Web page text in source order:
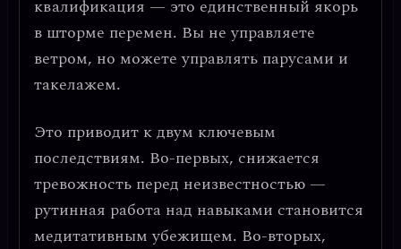
квалификация — это единственный якорь
в шторме перемен. Вы не управляете
ветром, но можете управлять парусами и
такелажем.
Это приводит к двум ключевым
последствиям. Во-первых, снижается
тревожность перед неизвестностью —
рутинная работа над навыками становится
медитативным убежищем. Во-вторых,